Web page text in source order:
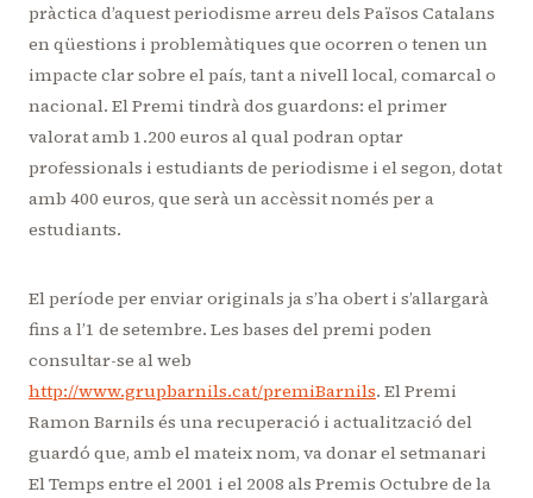
pràctica d’aquest periodisme arreu dels Països Catalans
en qüestions i problemàtiques que ocorren o tenen un
impacte clar sobre el país, tant a nivell local, comarcal o
nacional. El Premi tindrà dos guardons: el primer
valorat amb 1.200 euros al qual podran optar
professionals i estudiants de periodisme i el segon, dotat
amb 400 euros, que serà un accèssit només per a
estudiants.
El període per enviar originals ja s’ha obert i s’allargarà
fins a l’1 de setembre. Les bases del premi poden
consultar-se al web
http://www.grupbarnils.cat/premiBarnils. El Premi
Ramon Barnils és una recuperació i actualització del
guardó que, amb el mateix nom, va donar el setmanari
El Temps entre el 2001 i el 2008 als Premis Octubre de la